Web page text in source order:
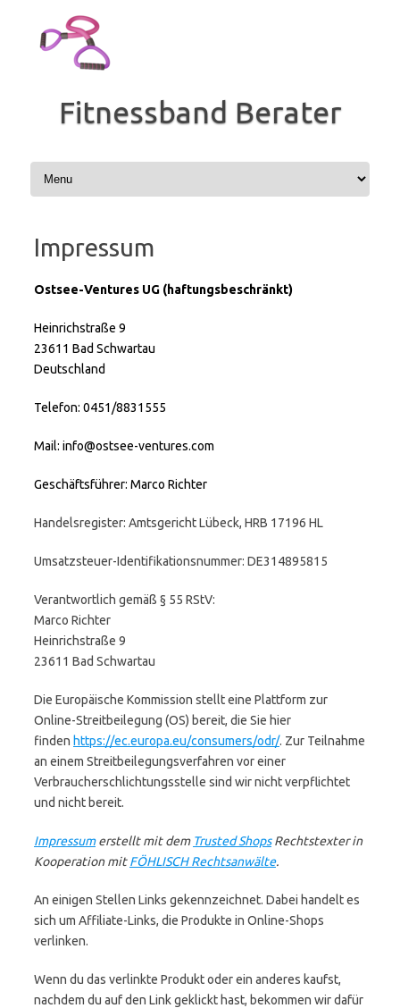
springen
Fitnessband Berater
Impressum
Ostsee-Ventures UG (haftungsbeschränkt)
Heinrichstraße 9
23611 Bad Schwartau
Deutschland
Telefon: 0451/8831555
Mail: info@ostsee-ventures.com
Geschäftsführer: Marco Richter
Handelsregister: Amtsgericht Lübeck, HRB 17196 HL
Umsatzsteuer-Identifikationsnummer: DE314895815
Verantwortlich gemäß § 55 RStV:
Marco Richter
Heinrichstraße 9
23611 Bad Schwartau
Die Europäische Kommission stellt eine Plattform zur
Online-Streitbeilegung (OS) bereit, die Sie hier
finden https://ec.europa.eu/consumers/odr/. Zur Teilnahme
an einem Streitbeilegungsverfahren vor einer
Verbraucherschlichtungsstelle sind wir nicht verpflichtet
und nicht bereit.
Impressumerstellt mit dem Trusted ShopsRechtstexter in
Kooperation mitFÖHLISCH Rechtsanwälte.
An einigen Stellen Links gekennzeichnet. Dabei handelt es
sich um Affiliate-Links, die Produkte in Online-Shops
verlinken.
Wenn du das verlinkte Produkt oder ein anderes kaufst,
nachdem du auf den Link geklickt hast, bekommen wir dafür